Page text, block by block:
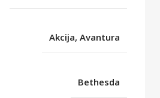
Akcija, Avantura
Bethesda